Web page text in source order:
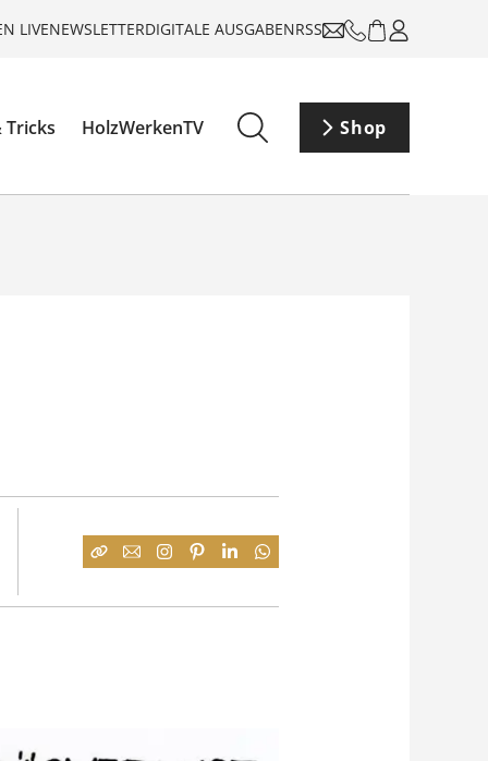
LIVENEWSLETTERDIGITALE AUSGABENRSS
Tricks HolzWerkenTV Shop